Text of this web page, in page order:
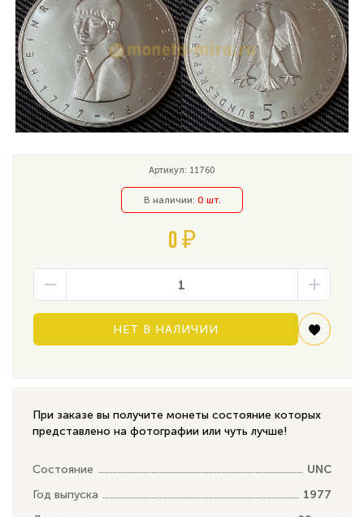
Артикул: 11760
В наличии: 0 шт.
0 ₽
НЕТ В НАЛИЧИИ
При заказе вы получите монеты состояние которых
представлено на фотографии или чуть лучше!
Состояние
UNC
Год выпуска
1977